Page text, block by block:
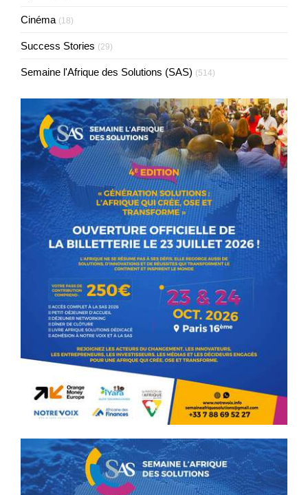
Cinéma (18)
Success Stories (29)
Semaine l'Afrique des Solutions (SAS) (514)